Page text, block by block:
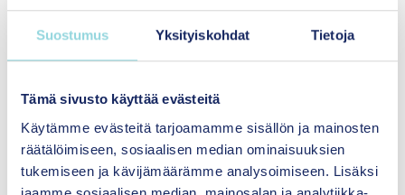
Suostumus Yksityiskohdat Tietoja
Tämä sivusto käyttää evästeitä
Käytämme evästeitä tarjoamamme sisällön ja mainosten
räätälöimiseen, sosiaalisen median ominaisuuksien
tukemiseen ja kävijämäärämme analysoimiseen. Lisäksi